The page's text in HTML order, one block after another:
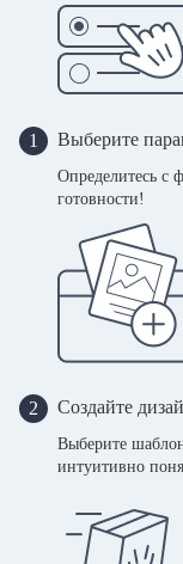
1 Выберите
Определитесь с
готовности!
2 Создайте
Выберите
интуитивно